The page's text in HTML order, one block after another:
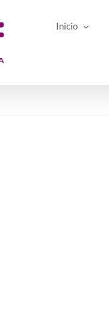
Inicio